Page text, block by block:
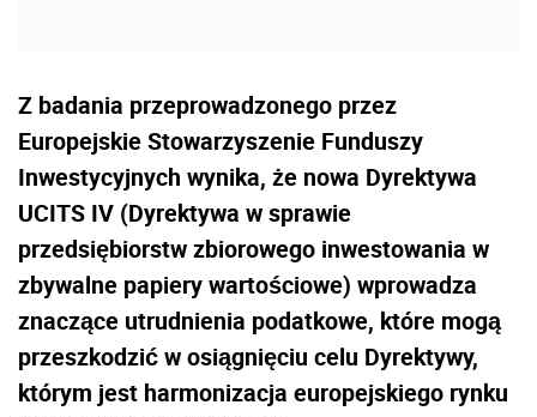
Z badania przeprowadzonego przez
Europejskie Stowarzyszenie Funduszy
Inwestycyjnych wynika, że nowa Dyrektywa
UCITS IV (Dyrektywa w sprawie
przedsiębiorstw zbiorowego inwestowania w
zbywalne papiery wartościowe) wprowadza
znaczące utrudnienia podatkowe, które mogą
przeszkodzić w osiągnięciu celu Dyrektywy,
którym jest harmonizacja europejskiego rynku